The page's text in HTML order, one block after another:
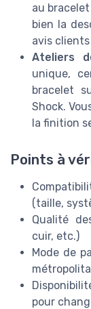
au
bien la
avis
Ateliers
unique,
bracelet
Shock.
la finition
Points à
(taille,
Qualité
cuir, etc.)
Mode de
pour